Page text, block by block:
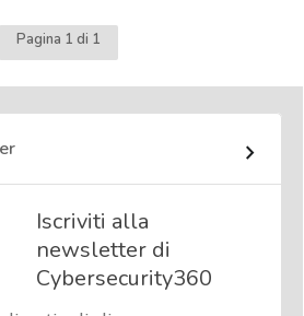
Pagina 1 di 1
Iscriviti alla
newsletter di
Cybersecurity360